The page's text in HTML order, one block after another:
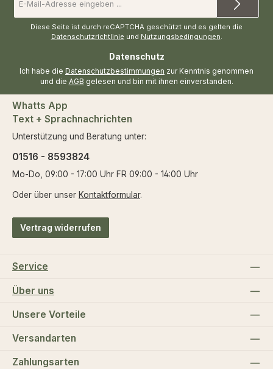
Mail-
Adresse
Diese Seite ist durch reCAPTCHA geschützt und es gelten die
Datenschutzrichtlinie und Nutzungsbedingungen
Datenschutz
Ich habe die Datenschutzbestimmungen zur Kenntnis genommen
und die AGB gelesen und bin mit ihnen einverstanden.
Whatts App
Text + Sprachnachrichten
Unterstützung und Beratung unter:
01516 - 8593824
Mo-Do, 09:00 - 17:00 Uhr FR 09:00 - 14:00 Uhr
Oder über unser Kontaktformular.
Vertrag widerrufen
Service
Über uns
Unsere Vorteile
Versandarten
Zahlungsarten